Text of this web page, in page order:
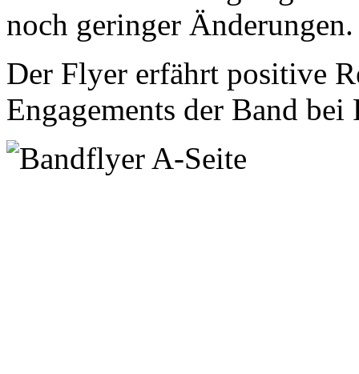
noch geringer Änderungen.
Der Flyer erfährt positive
Engagements der Band bei